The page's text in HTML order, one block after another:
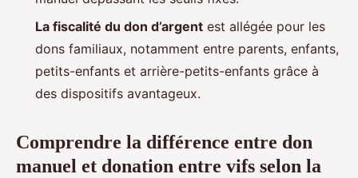
La fiscalité du don d’argent est allégée pour les
dons familiaux, notamment entre parents, enfants,
petits-enfants et arrière-petits-enfants grâce à
des dispositifs avantageux.
Comprendre la différence entre don
manuel et donation entre vifs selon la